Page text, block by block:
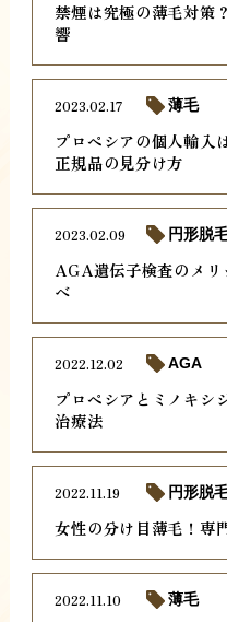
禁煙は究極の薄毛対策
響
プロペシアの個人輸入
正規品の見分け方
2023.02.17 薄毛
AGA遺伝子検査のメリ
べ
2023.02.09 円形脱
プロペシアとミノキシ
治療法
2022.12.02 AGA
女性の分け目薄毛！専
2022.11.19 円形脱
2022.11.10 薄毛